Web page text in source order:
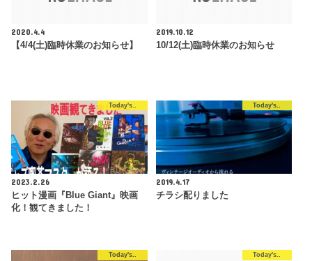
2020.4.4
【4/4(土)臨時休業のお知らせ】
2019.10.12
10/12(土)臨時休業のお知らせ
Today's..
2023.2.26
ヒット漫画『Blue Giant』映画
化！観てきました！
Today's..
2019.4.17
チラシ配りました
Today's.. Today's..